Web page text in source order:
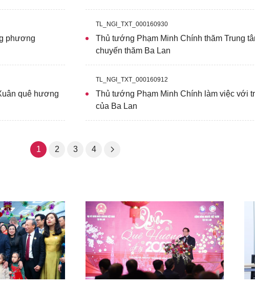
phương
TL_NGI_TXT_000160930
Thủ tướng Phạm Minh Chính thăm Trung
chuyến thăm Ba Lan
quê hương
TL_NGI_TXT_000160912
Thủ tướng Phạm Minh Chính làm việc với
của Ba Lan
1 2 3 4